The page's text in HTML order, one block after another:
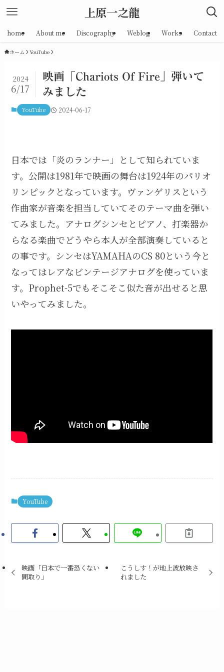
上原一之龍
home About me Discography Weblog Works Contact
ホーム YouTube
映画「Chariots Of Fire」弾いて
みました
2024
6/17
YouTube 2024-06-17
日本では「炎のランナー」として知られていま
す。 公開は1981年で映画の舞台は1924年のパリオ
リンピックとなっています。 ヴァンゲリスという
作曲家が音楽を担当していてそのテーマ曲を弾い
てみました。 アナログシンセとピアノ、打楽器か
らなる楽曲でどうやら本人が全部演奏していると
の事です。 シンセはYAMAHAのCS 80という今と
なってはレアなビンテージアナログを使っていま
す。 Prophet-5でもそこそこ似た音が出せると思
いやってみました。
YouTube
映画「日本で一番恐くない
間取り」
こうしす！が地上波放映さ
れました